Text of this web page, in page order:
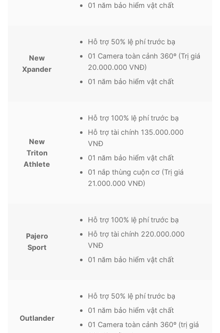
01 năm bảo hiểm vật chất
New
Xpander
Hỗ trợ 50% lệ phí trước bạ
01 Camera toàn cảnh 360º (Trị giá
20.000.000 VNĐ)
01 năm bảo hiểm vật chất
New
Triton
Athlete
Hỗ trợ 100% lệ phí trước bạ
Hỗ trợ tài chính 135.000.000
VNĐ
01 năm bảo hiểm vật chất
01 nắp thùng cuộn cơ (Trị giá
21.000.000 VNĐ)
Pajero
Sport
Hỗ trợ 100% lệ phí trước bạ
Hỗ trợ tài chính 220.000.000
VNĐ
01 năm bảo hiểm vật chất
Outlander
Hỗ trợ 50% lệ phí trước bạ
01 năm bảo hiểm vật chất
01 Camera toàn cảnh 360º (trị giá